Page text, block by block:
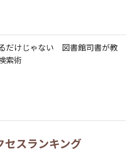
だけじゃない 図書館司書が教
索術
セスランキング